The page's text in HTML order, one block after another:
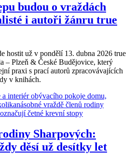
budou o vraždách
i autoři žánru true
hostit už v pondělí 13. dubna 2026 true
– Plzeň & České Budějovice, který
praxi s prací autorů zpracovávajících
v knihách.
Sharpových:
děsí už desítky let